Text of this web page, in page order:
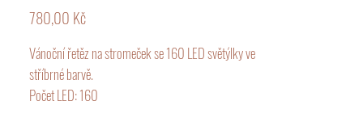
780,00 KčCena
Vánoční řetěz na stromeček se 160 LED světýlky ve
stříbrné barvě.
Počet LED: 160